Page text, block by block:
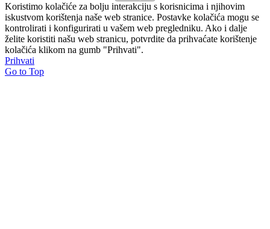
Koristimo kolačiće za bolju interakciju s korisnicima i njihovim
iskustvom korištenja naše web stranice. Postavke kolačića mogu se
kontrolirati i konfigurirati u vašem web pregledniku. Ako i dalje
želite koristiti našu web stranicu, potvrdite da prihvaćate korištenje
kolačića klikom na gumb "Prihvati".
Prihvati
Go to Top